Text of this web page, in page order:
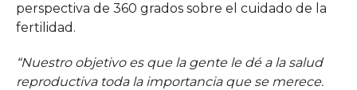
perspectiva de 360 grados sobre el cuidado de la
fertilidad.
“Nuestro objetivo es que la gente le dé a la salud
reproductiva toda la importancia que se merece.